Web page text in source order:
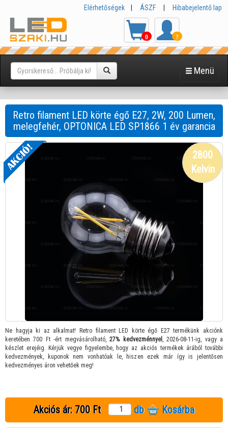
Elérhetőségek ÁSZF Hibabejelentő lap
0 ?
Menü
Retro filament LED körte égő E27, 2W, 200 Lumen,
melegfehér, OPTONICA LED SP1866 1 év garancia
2800
Kelvin
Ne hagyja ki az alkalmat! Retro filament LED körte égő E27 termékünk akciónk
keretében 700 Ft -ért megvásárolható,27% kedvezménnyel , 2026-08-11-ig, vagy a
készlet erejéig. Kérjük vegye figyelembe, hogy az akciós termékek árából további
kedvezmények, kuponok nem vonhatóak le, hiszen ezek már így is jelentősen
kedvezményes áron vehetőek meg!
Akciós ár: 700 Ft db Kosárba